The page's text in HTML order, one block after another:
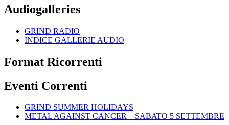
Audiogalleries
GRIND RADIO
INDICE GALLERIE AUDIO
Format Ricorrenti
Eventi Correnti
GRIND SUMMER HOLIDAYS
METAL AGAINST CANCER – SABATO 5 SETTEMBRE